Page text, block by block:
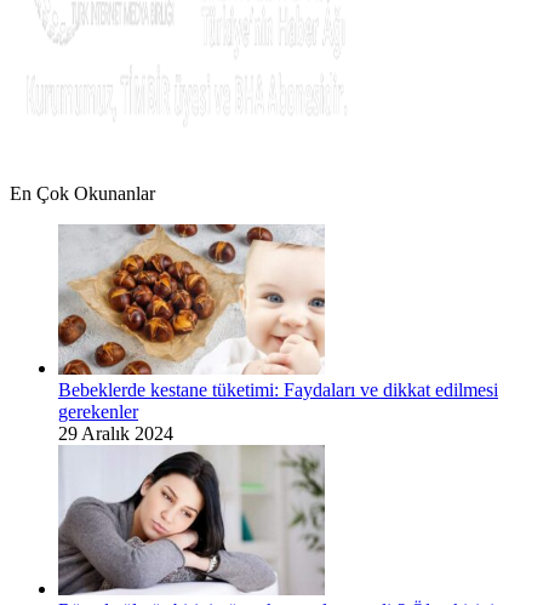
En Çok Okunanlar
Bebeklerde kestane tüketimi: Faydaları ve dikkat edilmesi
gerekenler
29 Aralık 2024